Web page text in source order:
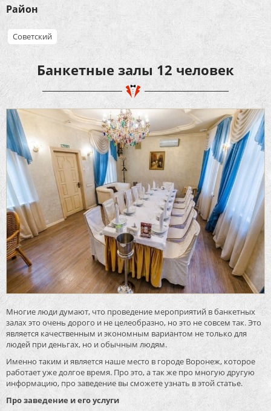
Район
Советский
Банкетные залы 12 человек
Многие люди думают, что проведение мероприятий в банкетных
залах это очень дорого и не целеобразно, но это не совсем так. Это
является качественным и экономным вариантом не только для
людей при деньгах, но и обычным людям.
Именно таким и является наше место в городе Воронеж, которое
работает уже долгое время. Про это, а так же про многую другую
информацию, про заведение вы сможете узнать в этой статье.
Про заведение и его услуги